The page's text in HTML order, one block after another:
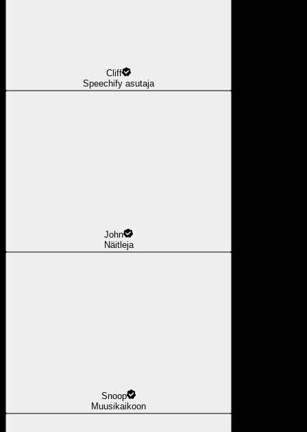
Cliff
Speechify asutaja
John
Näitleja
Snoop
Muusikaikoon